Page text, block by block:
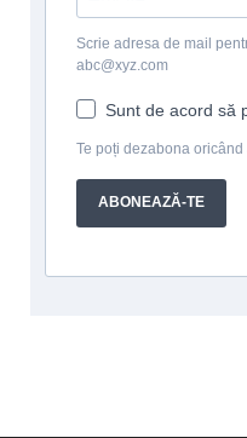
Scrie adresa de mail
abc@xyz.com
Sunt de acord să
Te poți dezabona
ABONEAZĂ-TE